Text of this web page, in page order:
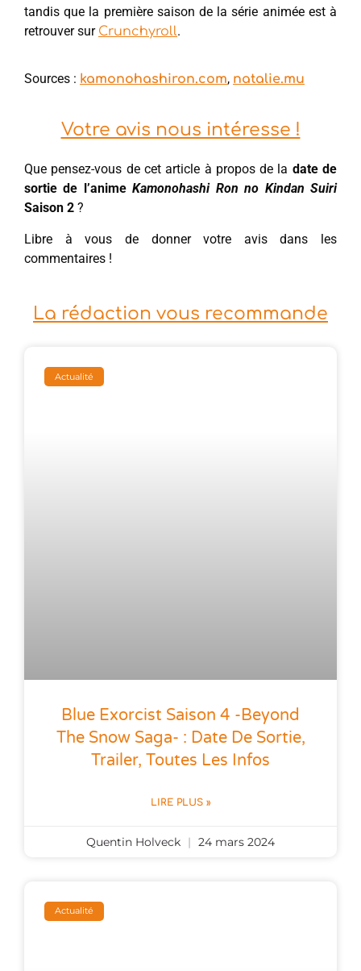
tandis que la première saison de la série animée est à
retrouver sur Crunchyroll.
Sources : kamonohashiron.com, natalie.mu
Votre avis nous intéresse !
Que pensez-vous de cet article à propos de la date de
sortie de l’animeKamonohashi Ron no Kindan Suiri
Saison 2 ?
Libre à vous de donner votre avis dans les
commentaires !
La rédaction vous recommande
Actualité
Blue Exorcist Saison 4 -Beyond
The Snow Saga- : Date De Sortie,
Trailer, Toutes Les Infos
LIRE PLUS »
Quentin Holveck 24 mars 2024
Actualité